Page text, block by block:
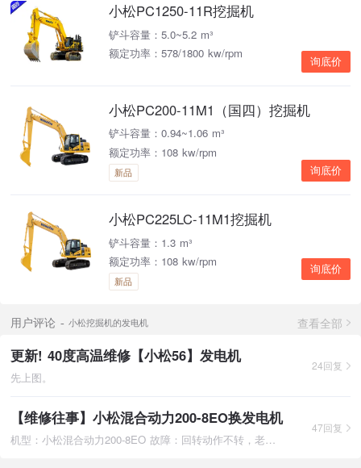
小松PC1250-11R挖掘机
铲斗容量：5.0~5.2 m³
额定功率：578/1800 kw/rpm
询底价
小松PC200-11M1（国四）挖掘机
铲斗容量：0.94~1.06 m³
额定功率：108 kw/rpm
新品 询底价
小松PC225LC-11M1挖掘机
铲斗容量：1.3 m³
额定功率：108 kw/rpm
新品
询底价
用户评论 小松挖掘机的发电机 查看全部
更新! 40度高温维修【小松56】发电机
先上图。
24回复
【维修往事】小松混合动力200-8EO换发电机
机型：小松混合动力200-8EO 故障：回转动作不转，老是出来一
47回复